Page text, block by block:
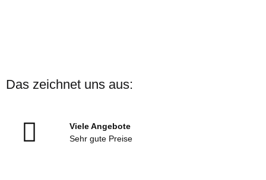
Das zeichnet uns aus:
Viele Angebote
Sehr gute Preise